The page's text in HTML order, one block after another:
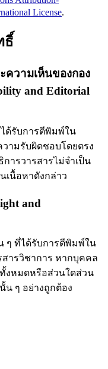
License.
ธิ์
ความเห็นของกอง
and Editorial
ด้รับการตีพิมพ์ใน
วามรับผิดชอบโดยตรง
ารวารสารไม่จำเป็น
เนื้อหาดังกล่าว
and
ๆ ที่ได้รับการตีพิมพ์ใน
สารวิชาการ หากบุคคล
งหมดหรือส่วนใดส่วน
น ๆ อย่างถูกต้อง